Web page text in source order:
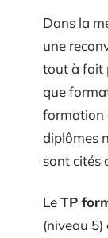
Dans la
une
tout à fait
que
formation
diplômes
sont cités
LeTP
(niveau 5)